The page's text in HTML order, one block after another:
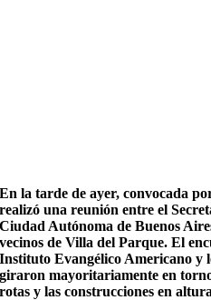
En la tarde de ayer, convocada
realizó una reunión entre el
Ciudad Autónoma de Buenos
vecinos de Villa del Parque. El
Instituto Evangélico Americano y
giraron mayoritariamente en
rotas y las construcciones en